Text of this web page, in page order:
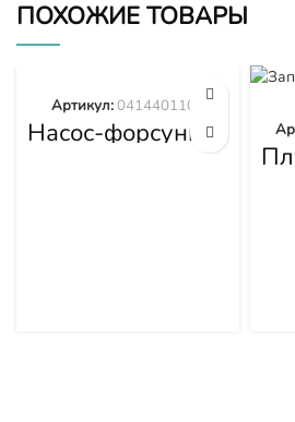
ПОХОЖИЕ ТОВАРЫ
Насос-форсунка
0414401105
Артикул:0414401105